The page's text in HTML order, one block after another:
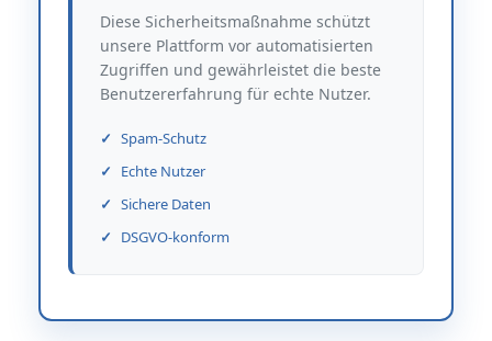
Diese Sicherheitsmaßnahme schützt
unsere Plattform vor automatisierten
Zugriffen und gewährleistet die beste
Benutzererfahrung für echte Nutzer.
Spam-Schutz
Echte Nutzer
Sichere Daten
DSGVO-konform